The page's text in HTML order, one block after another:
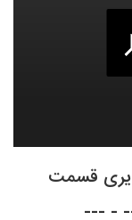
قسمت
- ---